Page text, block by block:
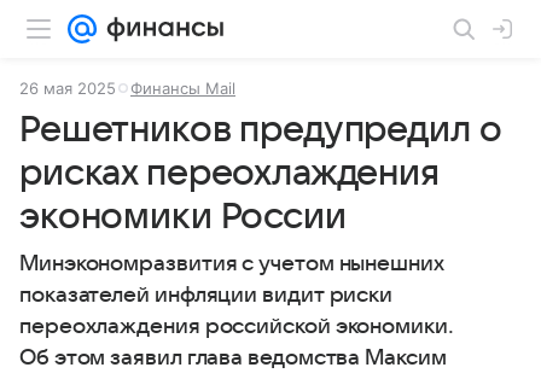
26 мая 2025 Финансы Mail
Решетников предупредил о
рисках переохлаждения
экономики России
Минэкономразвития с учетом нынешних
показателей инфляции видит риски
переохлаждения российской экономики.
Об этом заявил глава ведомства Максим